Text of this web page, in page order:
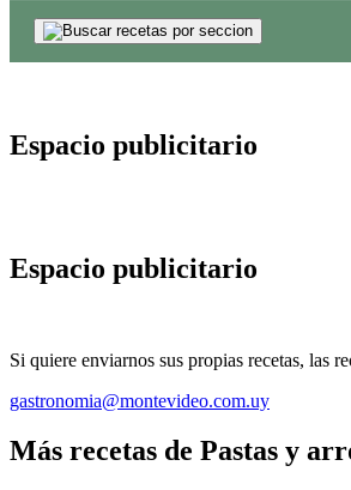
Espacio publicitario
Espacio publicitario
Si quiere enviarnos sus propias recetas, las
gastronomia@montevideo.com.uy
Más recetas de Pastas y